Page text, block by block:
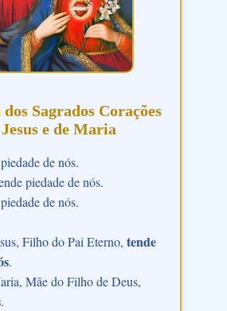
Sagrados Corações
e de Maria
de nós.
piedade de nós.
de nós.
Filho do Pai Eterno, tende
.
Mãe do Filho de Deus,
.